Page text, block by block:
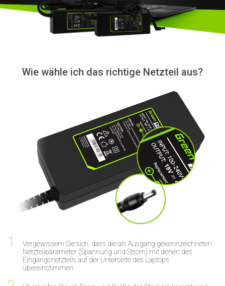
Wie wähle ich das richtige Netzteil aus?
Vergewissern Sie sich, dass die als Ausgang gekennzeichneten
Netzteilparameter (Spannung und Strom) mit denen des
Eingangsnetzteils auf der Unterseite des Laptops
übereinstimmen.